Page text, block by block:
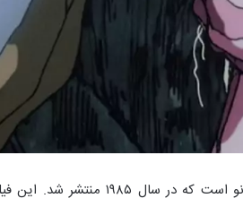
انیمیشنی ژاپنی به کارگردانی مامورو